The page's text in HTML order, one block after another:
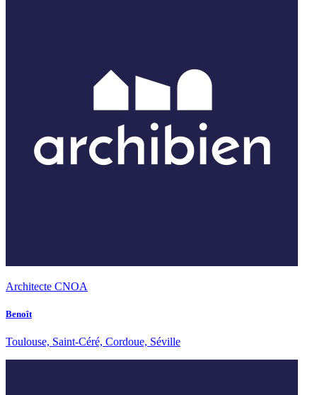
Architecte CNOA
Benoît
Toulouse, Saint-Céré, Cordoue, Séville